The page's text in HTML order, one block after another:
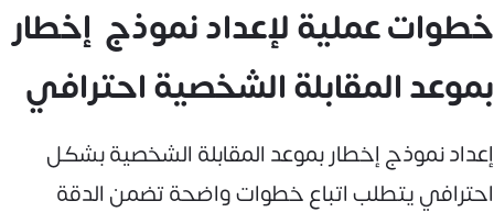
خطوات عملية لإعداد نموذج إخطار
بموعد المقابلة الشخصية احترافي
إعداد نموذج إخطار بموعد المقابلة الشخصية بشكل
احترافي يتطلب اتباع خطوات واضحة تضمن الدقة